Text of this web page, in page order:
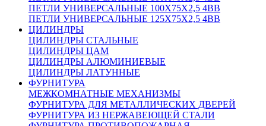
ПЕТЛИ УНИВЕРСАЛЬНЫЕ 100Х75Х2,5 4BB
ПЕТЛИ УНИВЕРСАЛЬНЫЕ 125Х75Х2,5 4BB
ЦИЛИНДРЫ
ЦИЛИНДРЫ СТАЛЬНЫЕ
ЦИЛИНДРЫ ЦАМ
ЦИЛИНДРЫ АЛЮМИНИЕВЫЕ
ЦИЛИНДРЫ ЛАТУННЫЕ
ФУРНИТУРА
МЕЖКОМНАТНЫЕ МЕХАНИЗМЫ
ФУРНИТУРА ДЛЯ МЕТАЛЛИЧЕСКИХ ДВЕРЕЙ
ФУРНИТУРА ИЗ НЕРЖАВЕЮЩЕЙ СТАЛИ